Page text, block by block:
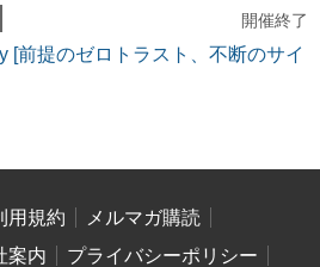
開催終了
[前提のゼロトラスト、不断のサイ
用規約
メルマガ購読
案内
プライバシーポリシー